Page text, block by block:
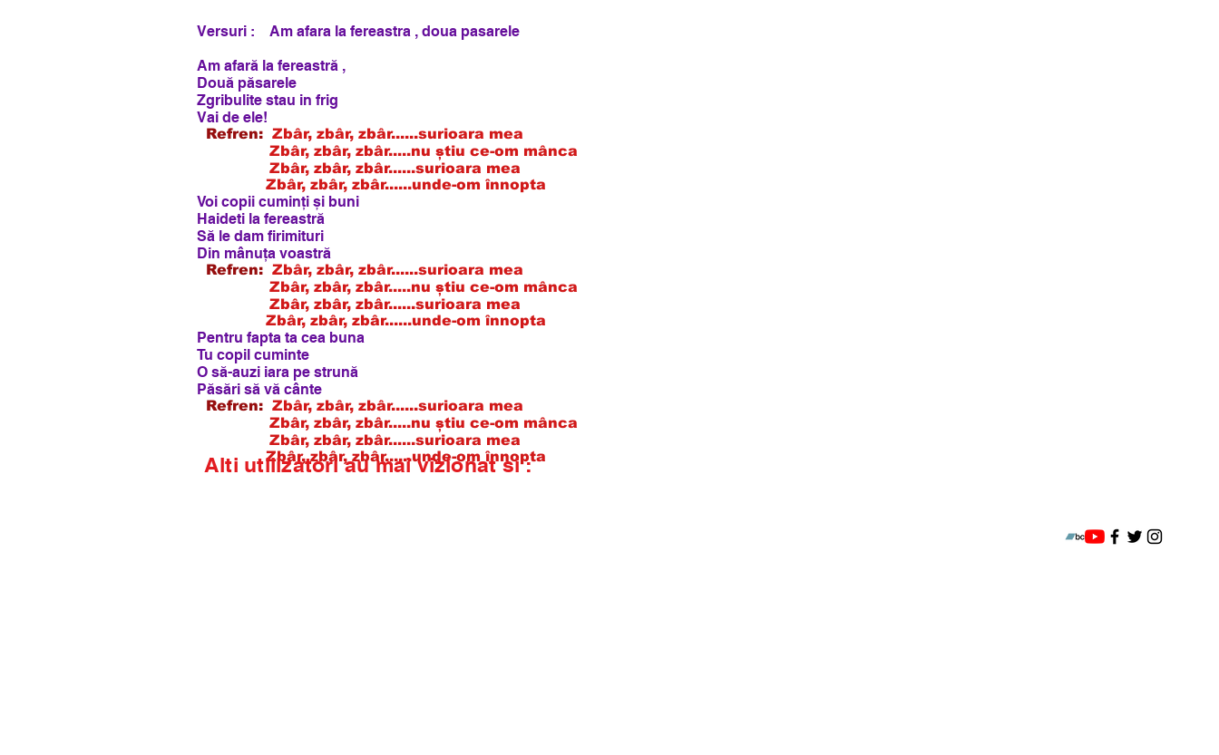
Versuri : Am afara la fereastra , doua pasarele
Am afară la fereastră ,
Două păsarele
Zgribulite stau in frig
Vai de ele!
Refren: Zbâr, zbâr, zbâr......surioara mea
Zbâr, zbâr, zbâr.....nu știu ce-om mânca
Zbâr, zbâr, zbâr......surioara mea
Zbâr, zbâr, zbâr......unde-om înnopta
Voi copii cuminți și buni
Haideti la fereastră
Să le dam firimituri
Din mânuța voastră
Refren: Zbâr, zbâr, zbâr......surioara mea
Zbâr, zbâr, zbâr.....nu știu ce-om mânca
Zbâr, zbâr, zbâr......surioara mea
Zbâr, zbâr, zbâr......unde-om înnopta
Pentru fapta ta cea buna
Tu copil cuminte
O să-auzi iara pe strună
Păsări să vă cânte
Refren: Zbâr, zbâr, zbâr......surioara mea
Zbâr, zbâr, zbâr.....nu știu ce-om mânca
Zbâr, zbâr, zbâr......surioara mea
Zbâr, zbâr, zbâr......unde-om înnopta
Alti utilizatori au mai vizionat si :